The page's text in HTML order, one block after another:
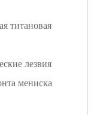
титановая
лезвия
мениска